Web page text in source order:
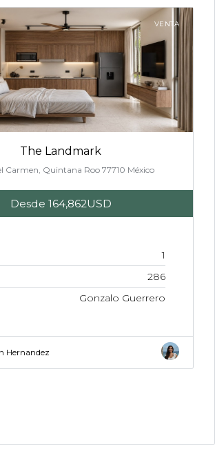
VENTA
The Landmark
Carmen, Quintana Roo 77710 México
Desde 164,862USD
1
286
Gonzalo Guerrero
Hernandez